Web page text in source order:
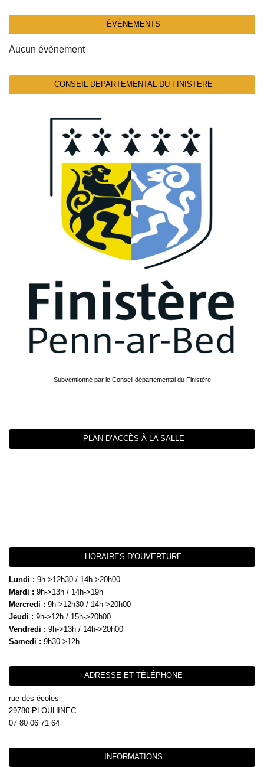
ÉVÉNEMENTS
Aucun évènement
CONSEIL DEPARTEMENTAL DU FINISTERE
Subventionné par le Conseil départemental du Finistère
PLAN D’ACCÈS À LA SALLE
HORAIRES D’OUVERTURE
Lundi : 9h->12h30 / 14h->20h00
Mardi : 9h->13h / 14h->19h
Mercredi : 9h->12h30 / 14h->20h00
Jeudi : 9h->12h / 15h->20h00
Vendredi : 9h->13h / 14h->20h00
Samedi : 9h30->12h
ADRESSE ET TÉLÉPHONE
rue des écoles
29780 PLOUHINEC
07 80 06 71 64
INFORMATIONS